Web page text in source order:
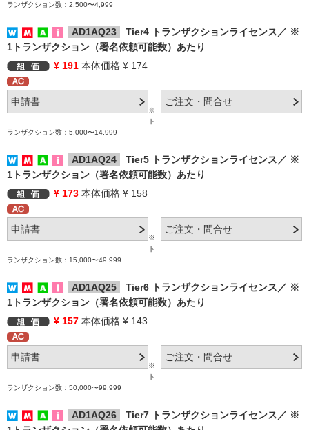
ランザクション数：2,500〜4,999
AD1AQ23
Tier4 トランザクションライセンス／ ※
1トランザクション（署名依頼可能数）あたり
¥ 191 本体価格 ¥ 174
※
ト
ランザクション数：5,000〜14,999
AD1AQ24
Tier5 トランザクションライセンス／ ※
1トランザクション（署名依頼可能数）あたり
¥ 173 本体価格 ¥ 158
※
ト
ランザクション数：15,000〜49,999
AD1AQ25
Tier6 トランザクションライセンス／ ※
1トランザクション（署名依頼可能数）あたり
¥ 157 本体価格 ¥ 143
※
ト
ランザクション数：50,000〜99,999
AD1AQ26
Tier7 トランザクションライセンス／ ※